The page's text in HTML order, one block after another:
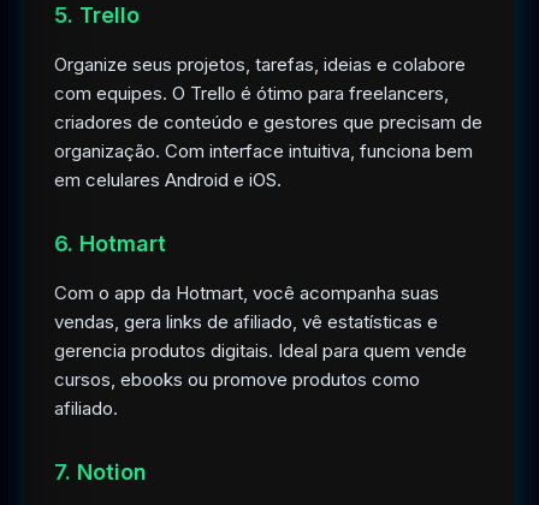
5. Trello
Organize seus projetos, tarefas, ideias e colabore
com equipes. O Trello é ótimo para freelancers,
criadores de conteúdo e gestores que precisam de
organização. Com interface intuitiva, funciona bem
em celulares Android e iOS.
6. Hotmart
Com o app da Hotmart, você acompanha suas
vendas, gera links de afiliado, vê estatísticas e
gerencia produtos digitais. Ideal para quem vende
cursos, ebooks ou promove produtos como
afiliado.
7. Notion